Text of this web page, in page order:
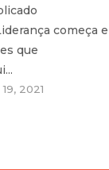
começa
que
2021